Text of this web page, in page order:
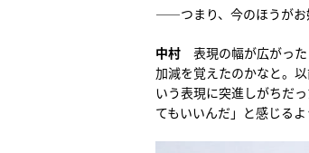
――つまり、今のほうがお
中村 表現の幅が広がっ
加減を覚えたのかなと。
いう表現に突進しがちだ
てもいいんだ」と感じるよ